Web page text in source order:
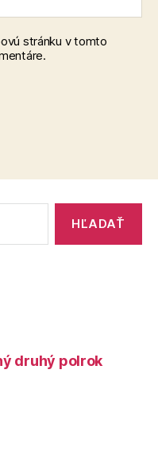
stránku v tomto
druhý polrok